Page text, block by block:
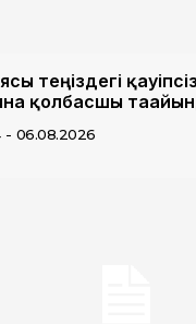
теңіздегі
қолбасшы
- 06.08.2026